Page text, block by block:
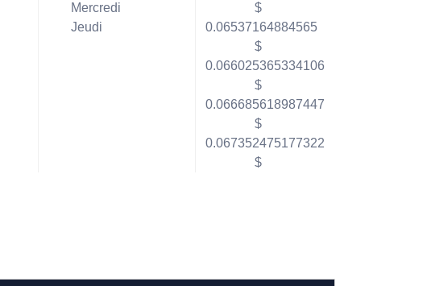
Mercredi
Jeudi
$
0.06537164884565
$
0.066025365334106
$
0.066685618987447
$
0.067352475177322
$